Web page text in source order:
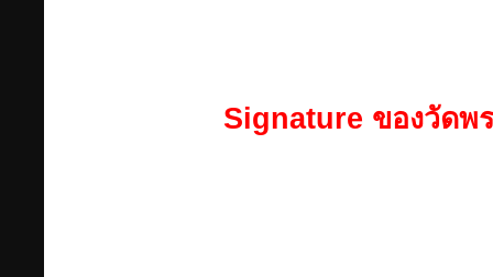
Signature ของวัดพ